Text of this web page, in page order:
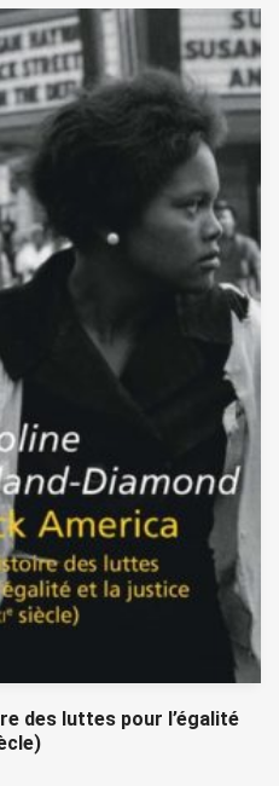
des luttes pour l’égalité